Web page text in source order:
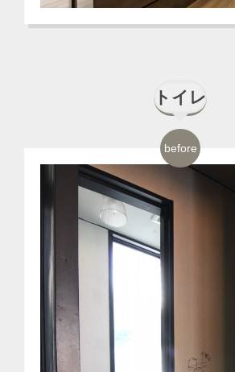
トイレ
before